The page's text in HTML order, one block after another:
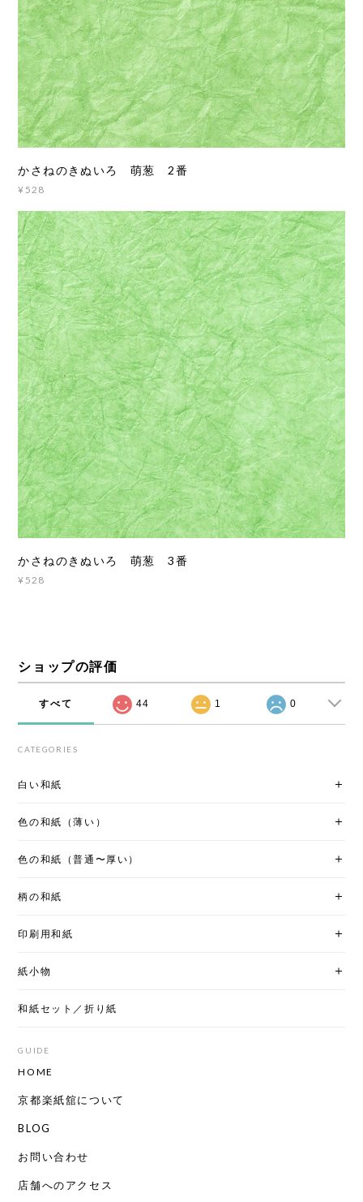
かさねのきぬいろ 萌葱 2番
¥528
かさねのきぬいろ 萌葱 3番
¥528
ショップの評価
すべて 44 1 0
CATEGORIES
白い和紙
色の和紙（薄い）
色の和紙（普通〜厚い）
柄の和紙
印刷用和紙
紙小物
和紙セット／折り紙
GUIDE
HOME
京都楽紙舘について
BLOG
お問い合わせ
店舗へのアクセス